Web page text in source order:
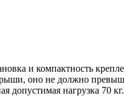
и компактность
оно не должно
допустимая нагрузка 70